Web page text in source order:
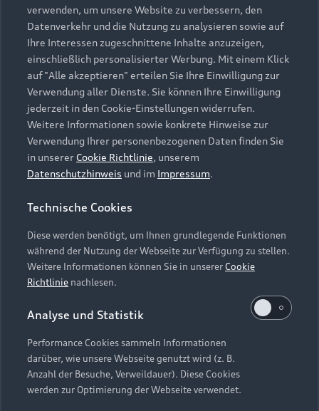
Modelle vergleichen
Elektromodelle
Plug-in-Hybride
Neuwagensuche
Gebrauchtwagensuche
Gebrauchtwagen
Finanzierung
Aktionen & Angebote
Geschäftskunden
Service & Zubehör
Saisonale Angebote
Audi Services
Garantie
Audi digital services
myAudi
Support
Kundenservice
Händlersuche
Audi Code
Online-Terminvereinbarung
Servicekontakt
Vertrag widerrufen
Über Audi
Unternehmen
Karriere
Investor Relations
Presse & Media Center
Datenschutz
Audi erleben
Newsletter
Impressum Rechtliches
Hinweisgebersystem
Datenschutzinformation
Cookie-Einstellungen
Cookie-Richtlinie
Barrierefreiheit
Hinweis: Die aktuelle Darstellung und Anordnung der
Embleme am Fahrzeug bei allen Abbildungen auf dieser
Webseite kann abweichen.
verwenden, um unsere Website zu verbessern, den
Datenverkehr und die Nutzung zu analysieren sowie auf
Ihre Interessen zugeschnittene Inhalte anzuzeigen,
einschließlich personalisierter Werbung. Mit einem Klick
auf "Alle akzeptieren" erteilen Sie Ihre Einwilligung zur
Verwendung aller Dienste. Sie können Ihre Einwilligung
jederzeit in den Cookie-Einstellungen widerrufen.
Weitere Informationen sowie konkrete Hinweise zur
Verwendung Ihrer personenbezogenen Daten finden Sie
in unserer Cookie Richtlinie, unserem
Datenschutzhinweis und im Impressum.
Technische Cookies
Diese werden benötigt, um Ihnen grundlegende Funktionen
während der Nutzung der Webseite zur Verfügung zu stellen.
Weitere Informationen können Sie in unsererCookie
Richtlinie nachlesen.
Analyse und Statistik
Performance Cookies sammeln Informationen
darüber, wie unsere Webseite genutzt wird (z. B.
Anzahl der Besuche, Verweildauer). Diese Cookies
werden zur Optimierung der Webseite verwendet.